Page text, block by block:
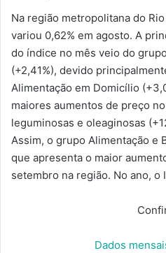
Na região metropolitana do
variou 0,62% em agosto. A
do índice no mês veio do
(+2,41%), devido
Alimentação em Domicílio
maiores aumentos de preço
leguminosas e oleaginosas
Assim, o grupo Alimentação e
que apresenta o maior
setembro na região. No ano, o
Dados